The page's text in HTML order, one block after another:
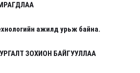
ажилд урьж байна.
ЗОХИОН БАЙГУУЛЛАА